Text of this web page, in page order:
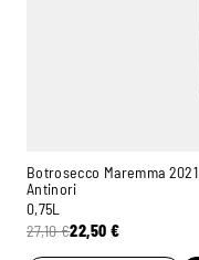
Botrosecco Maremma 2021
Antinori
0,75L
27,10€22,50 €